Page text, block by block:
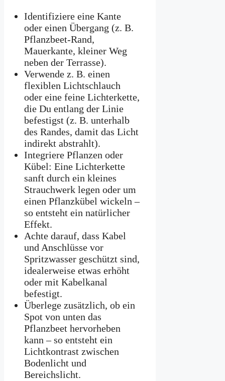
Identifiziere eine Kante
oder einen Übergang (z. B.
Pflanzbeet-Rand,
Mauerkante, kleiner Weg
neben der Terrasse).
Verwende z. B. einen
flexiblen Lichtschlauch
oder eine feine Lichterkette,
die Du entlang der Linie
befestigst (z. B. unterhalb
des Randes, damit das Licht
indirekt abstrahlt).
Integriere Pflanzen oder
Kübel: Eine Lichterkette
sanft durch ein kleines
Strauchwerk legen oder um
einen Pflanzkübel wickeln –
so entsteht ein natürlicher
Effekt.
Achte darauf, dass Kabel
und Anschlüsse vor
Spritzwasser geschützt sind,
idealerweise etwas erhöht
oder mit Kabelkanal
befestigt.
Überlege zusätzlich, ob ein
Spot von unten das
Pflanzbeet hervorheben
kann – so entsteht ein
Lichtkontrast zwischen
Bodenlicht und
Bereichslicht.